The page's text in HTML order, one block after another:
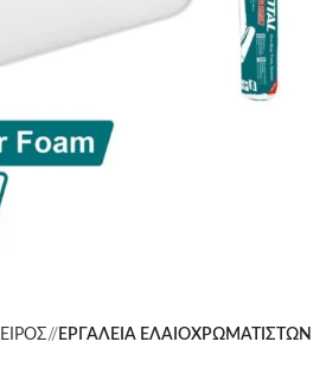
/ ΕΡΓΑΛΕΙΑ ΕΛΑΙΟΧΡΩΜΑΤΙΣΤΩΝ